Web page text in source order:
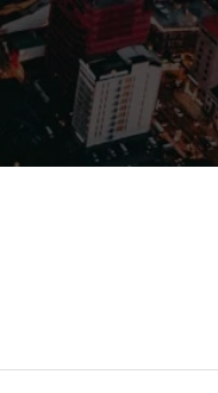
Nos Cinemas